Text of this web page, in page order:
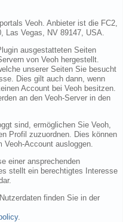
Veoh. Anbieter ist die FC2,
Las Vegas, NV 89147, USA.
ausgestatteten Seiten
von Veoh hergestellt.
unserer Seiten Sie besucht
Dies gilt auch dann, wenn
Account bei Veoh besitzen.
an den Veoh-Server in den
sind, ermöglichen Sie Veoh,
Profil zuzuordnen. Dies können
Account ausloggen.
einer ansprechenden
stellt ein berechtigtes Interesse
finden Sie in der
.